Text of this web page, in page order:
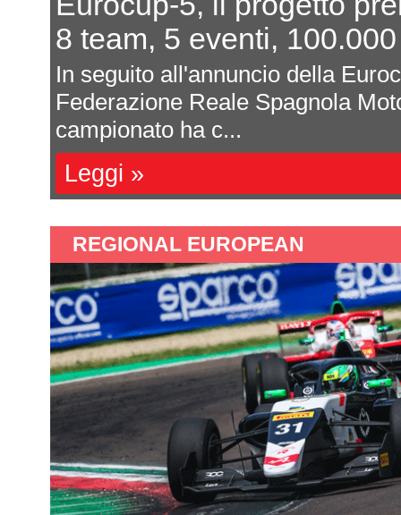
8 team, 5 eventi,
In seguito all'annuncio della
Federazione Reale Spagnola
campionato ha c...
Leggi »
REGIONAL EUROPEAN